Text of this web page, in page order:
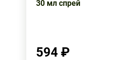
30 мл спрей
594 ₽